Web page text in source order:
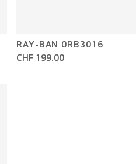
RAY-BAN 0RB3016
CHF 199.00